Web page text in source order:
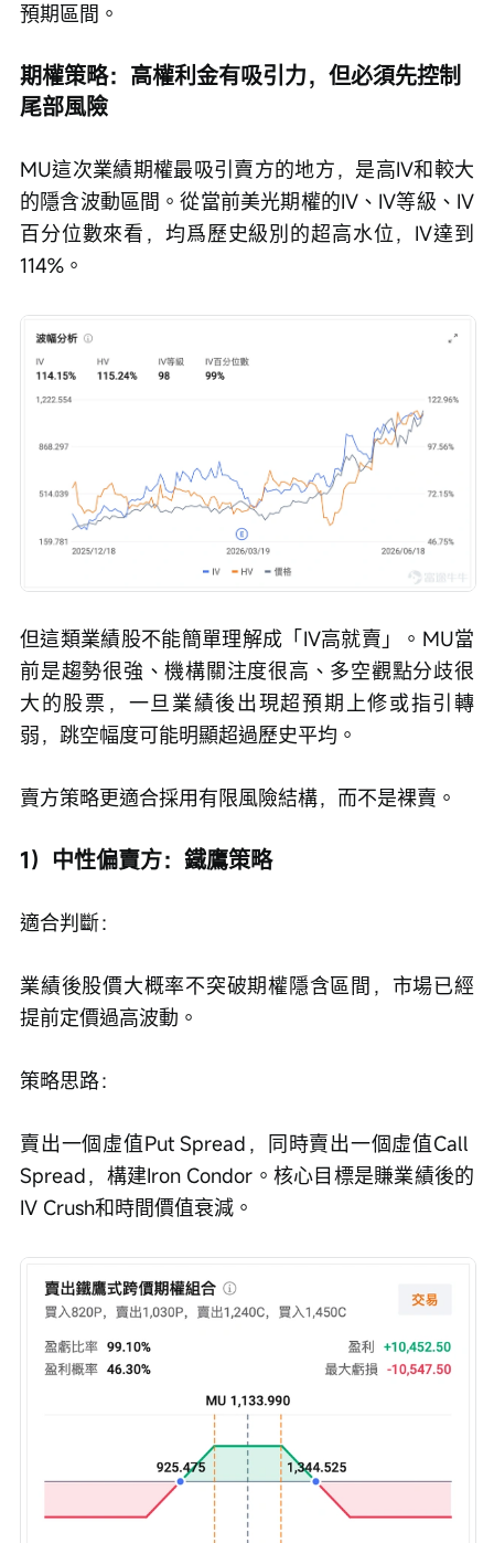
預期區間。
期權策略：高權利金有吸引力，但必須先控制
尾部風險
MU這次業績期權最吸引賣方的地方，是高IV和較大
的隱含波動區間。從當前美光期權的IV、IV等級、IV
百分位數來看，均爲歷史級別的超高水位，IV達到
114%。
但這類業績股不能簡單理解成「IV高就賣」。MU當
前是趨勢很強、機構關注度很高、多空觀點分歧很
大的股票，一旦業績後出現超預期上修或指引轉
弱，跳空幅度可能明顯超過歷史平均。
賣方策略更適合採用有限風險結構，而不是裸賣。
1）中性偏賣方：鐵鷹策略
適合判斷：
業績後股價大概率不突破期權隱含區間，市場已經
提前定價過高波動。
策略思路：
賣出一個虛值Put Spread，同時賣出一個虛值Call
Spread，構建Iron Condor。核心目標是賺業績後的
IV Crush和時間價值衰減。